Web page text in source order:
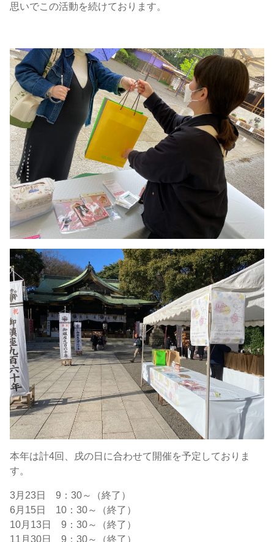
思いでこの活動を続けております。
本年は計4回、戌の日に合わせて開催を予定しておりま
す。
3月23日 9：30～（終了）
6月15日 10：30～（終了）
10月13日 9：30～（終了）
11月30日 9：30～（終了）